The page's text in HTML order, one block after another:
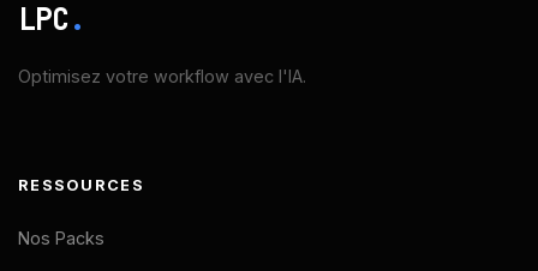
LPC.
Optimisez votre workflow avec l'IA.
RESSOURCES
Nos Packs